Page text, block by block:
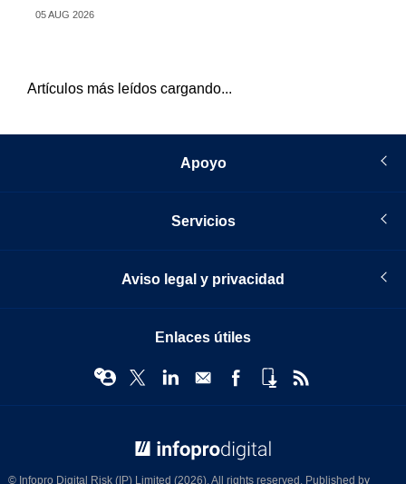
05 AUG 2026
Artículos más leídos cargando...
Apoyo
Servicios
Aviso legal y privacidad
Enlaces útiles
© Infopro Digital Risk (IP) Limited (2026). All rights reserved. Published by